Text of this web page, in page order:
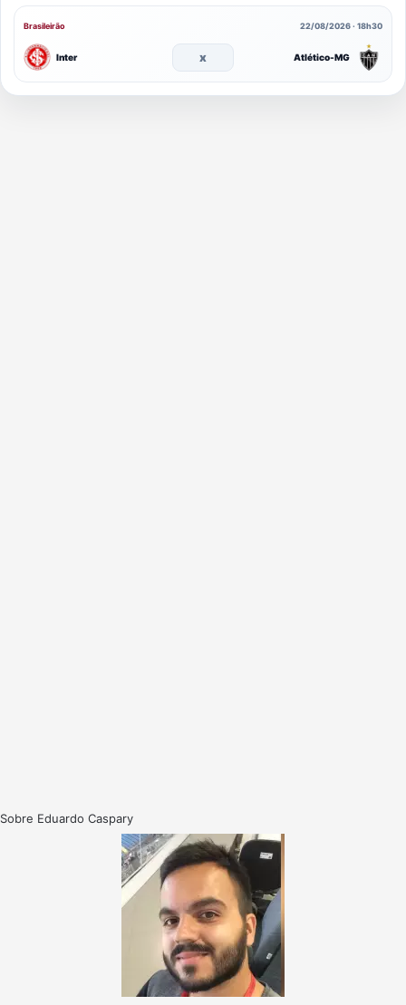
Brasileirão 22/08/2026 · 18h30
Inter x Atlético-MG
Sobre Eduardo Caspary